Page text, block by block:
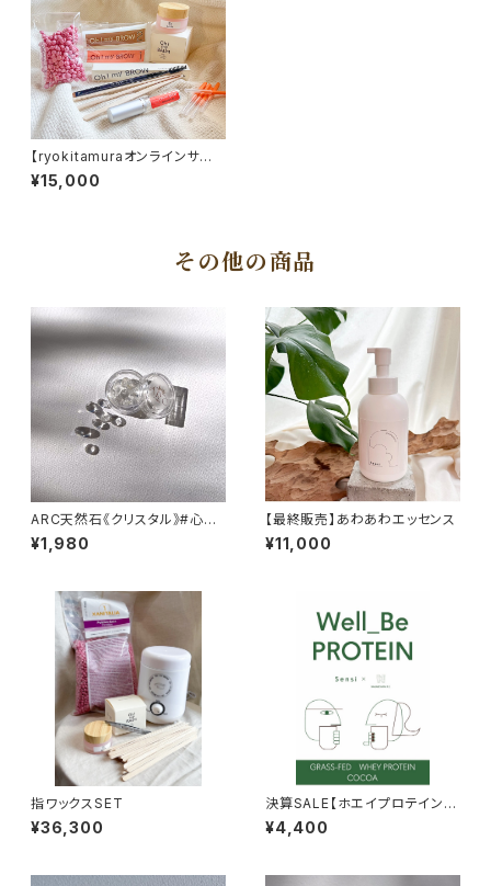
【ryokitamuraオンラインサロ
ン受講者樣限定価格】Oh! my
BROW セルフブロウトライアル
¥15,000
その他の商品
ARC天然石《クリスタル》#心身
の安定
¥1,980
【最終販売】あわあわエッセンス
¥11,000
指ワックスSET
¥36,300
決算SALE【ホエイプロテイン】
Well_Be PROTEIN / ココア
味 8800→4400
¥4,400